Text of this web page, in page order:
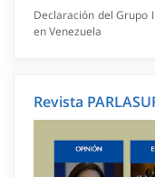
Declaración del Grupo
en Venezuela
Revista